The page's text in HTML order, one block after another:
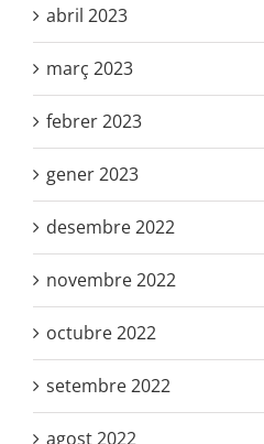
abril 2023
març 2023
febrer 2023
gener 2023
desembre 2022
novembre 2022
octubre 2022
setembre 2022
agost 2022